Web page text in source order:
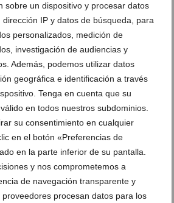
sobre un dispositivo y procesar datos
IP y datos de búsqueda, para
personalizados, medición de
investigación de audiencias y
Además, podemos utilizar datos
geográfica e identificación a través
Tenga en cuenta que su
en todos nuestros subdominios.
su consentimiento en cualquier
en el botón «Preferencias de
en la parte inferior de su pantalla.
y nos comprometemos a
de navegación transparente y
procesan datos para los
la
Disfruta de un delicioso plato de carne en
La Cumbre
con un
Marisco de gran calidad en este
restaurante de Benitachell
Platos preparados con gran esmero y
atención
Refréscate en la piscina tras saborear